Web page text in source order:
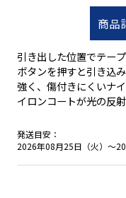
商品
引き出した位置でテー
ボタンを押すと引き込
強く、傷付きにくいナ
イロンコートが光の反
目盛 ●落下防止コー
収プロテクターで本体
収材)付 ●４５５mmピ
発送目安：
2026年08月25日（火）～